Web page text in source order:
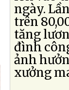
ngày.
trên
tăng
đình
ảnh
xưởng